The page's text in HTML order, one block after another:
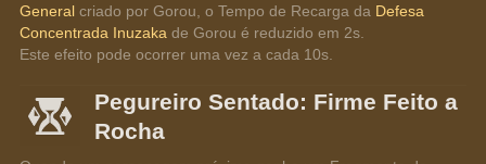
General criado por Gorou, o Tempo de Recarga da Defesa
Concentrada Inuzaka de Gorou é reduzido em 2s.
Este efeito pode ocorrer uma vez a cada 10s.
Pegureiro Sentado: Firme Feito a
Rocha